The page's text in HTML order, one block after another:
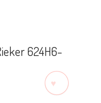
624H6-